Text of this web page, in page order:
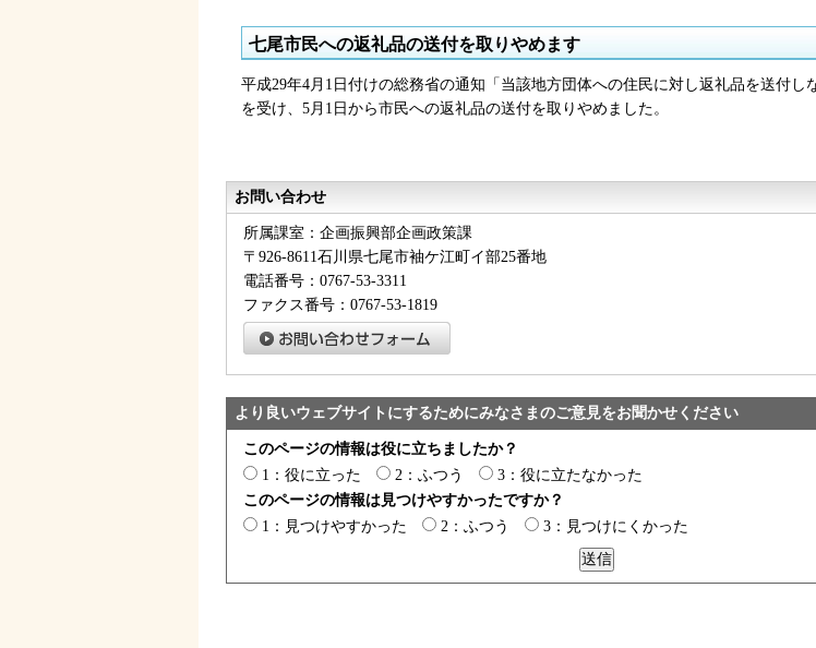
七尾市民への返礼品の送付を取りやめます
平成29年4月1日付けの総務省の通知「当該地方団体への住民に対し返礼品を送付し
を受け、5月1日から市民への返礼品の送付を取りやめました。
お問い合わせ
所属課室：企画振興部企画政策課
〒926-8611石川県七尾市袖ケ江町イ部25番地
電話番号：0767-53-3311
ファクス番号：0767-53-1819
より良いウェブサイトにするためにみなさまのご意見をお聞かせください
このページの情報は役に立ちましたか？
1：役に立った
2：ふつう
3：役に立たなかった
このページの情報は見つけやすかったですか？
1：見つけやすかった
2：ふつう 3：見つけにくかった